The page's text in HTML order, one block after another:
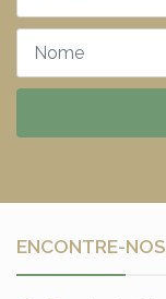
ENCONTRE-NOS